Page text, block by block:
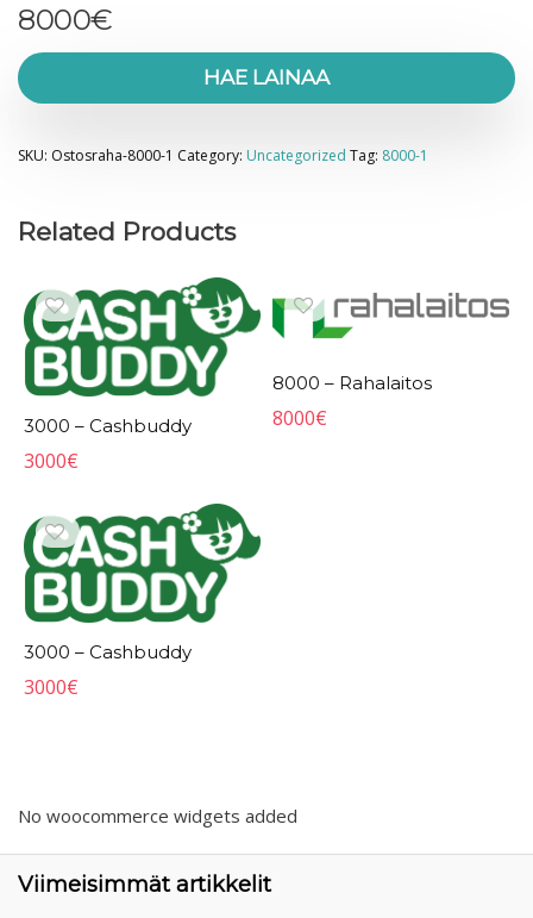
8000€
HAE LAINAA
SKU: Ostosraha-8000-1 Category: Uncategorized Tag: 8000-1
Related Products
3000 – Cashbuddy
3000€
8000 – Rahalaitos
8000€
3000 – Cashbuddy
3000€
No woocommerce widgets added
Viimeisimmät artikkelit